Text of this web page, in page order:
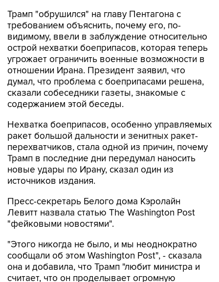
Трамп "обрушился" на главу Пентагона с
требованием объяснить, почему его, по-
видимому, ввели в заблуждение относительно
острой нехватки боеприпасов, которая теперь
угрожает ограничить военные возможности в
отношении Ирана. Президент заявил, что
думал, что проблема с боеприпасами решена,
сказали собеседники газеты, знакомые с
содержанием этой беседы.
Нехватка боеприпасов, особенно управляемых
ракет большой дальности и зенитных ракет-
перехватчиков, стала одной из причин, почему
Трамп в последние дни передумал наносить
новые удары по Ирану, сказал один из
источников издания.
Пресс-секретарь Белого дома Кэролайн
Левитт назвала статью The Washington Post
"фейковыми новостями".
"Этого никогда не было, и мы неоднократно
сообщали об этом Washington Post", - сказала
она и добавила, что Трамп "любит министра и
считает, что он проделывает огромную